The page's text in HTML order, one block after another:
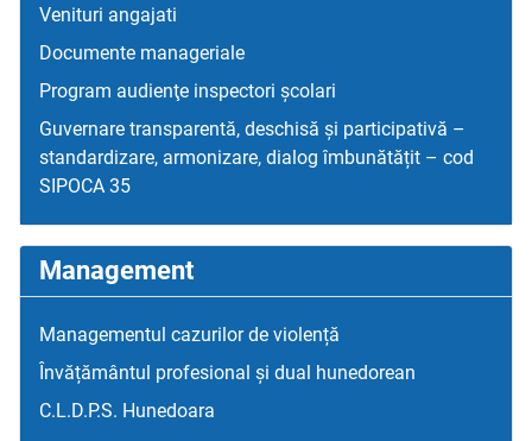
Venituri angajati
Documente manageriale
Program audienţe inspectori școlari
Guvernare transparentă, deschisă și participativă –
standardizare, armonizare, dialog îmbunătățit – cod
SIPOCA 35
Management
Managementul cazurilor de violență
Învățământul profesional și dual hunedorean
C.L.D.P.S. Hunedoara